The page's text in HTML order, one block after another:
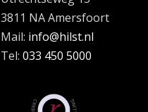
3811 NA Amersfoort
Mail: info@hilst.nl
Tel: 033 450 5000